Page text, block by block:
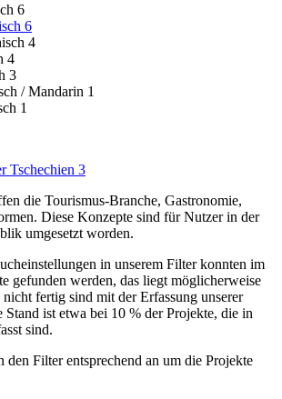
6
6
4
4
3
/ Mandarin 1
1
Tschechien 3
die Tourismus-Branche, Gastronomie,
Diese Konzepte sind für Nutzer in der
umgesetzt worden.
in unserem Filter konnten im
gefunden werden, das liegt möglicherweise
fertig sind mit der Erfassung unserer
Stand ist etwa bei 10 % der Projekte, die in
sind.
den Filter entsprechend an um die Projekte